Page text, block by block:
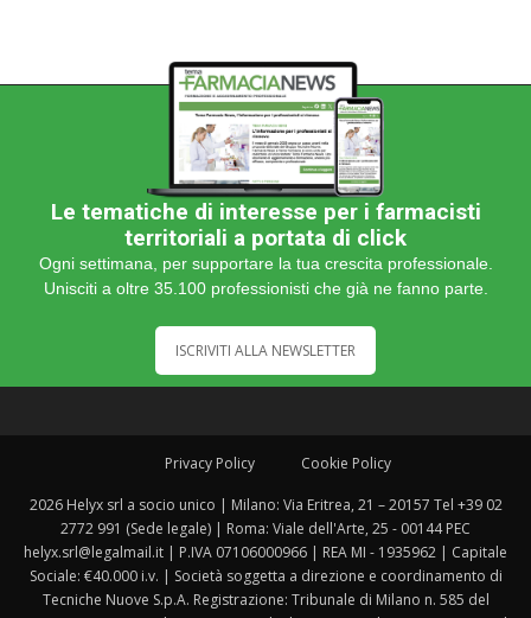
Le tematiche di interesse per i farmacisti
territoriali a portata di click
Ogni settimana, per supportare la tua crescita professionale.
Unisciti a oltre 35.100 professionisti che già ne fanno parte.
ISCRIVITI ALLA NEWSLETTER
Privacy Policy Cookie Policy
2026 Helyx srl a socio unico | Milano: Via Eritrea, 21 – 20157 Tel +39 02
2772 991 (Sede legale) | Roma: Viale dell'Arte, 25 - 00144 PEC
helyx.srl@legalmail.it | P.IVA 07106000966 | REA MI - 1935962 | Capitale
Sociale: €40.000 i.v. | Società soggetta a direzione e coordinamento di
Tecniche Nuove S.p.A. Registrazione: Tribunale di Milano n. 585 del